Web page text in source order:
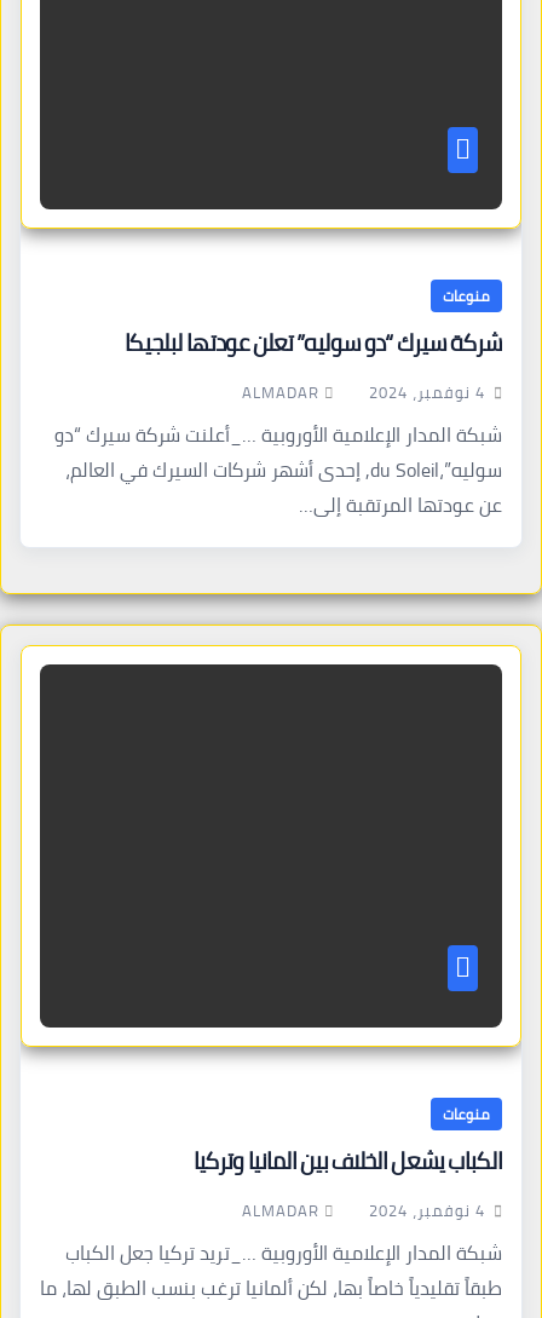
منوعات
شركة سيرك “دو سوليه” تعلن عودتها لبلجيكا
4 نوفمبر، 2024 ALMADAR
شبكة المدار الإعلامية الأوروبية …_أعلنت شركة سيرك “دو
سوليه”،du Soleil, إحدى أشهر شركات السيرك في العالم،
عن عودتها المرتقبة إلى…
منوعات
الكباب يشعل الخلاف بين المانيا وتركيا
4 نوفمبر، 2024 ALMADAR
شبكة المدار الإعلامية الأوروبية …_تريد تركيا جعل الكباب
طبقاً تقليدياً خاصاً بها، لكن ألمانيا ترغب بنسب الطبق لها، ما